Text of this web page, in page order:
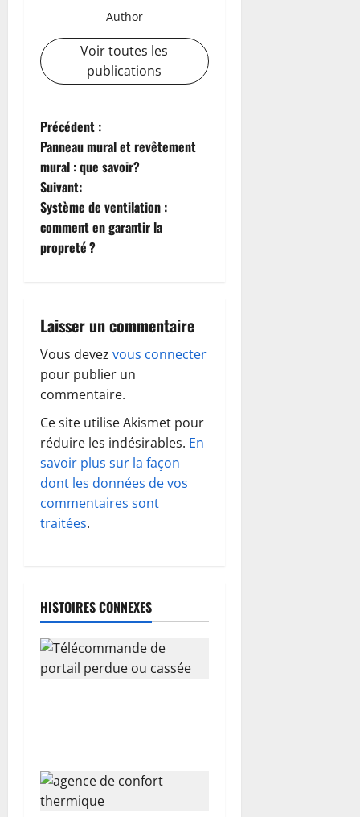
Author
Voir toutes les
publications
N
a
v
i
g
t
i
o
n
d
’
a
t
i
c
Précédent :
Panneau mural et revêtement
mural : que savoir?
Suivant:
Système de ventilation :
comment en garantir la
propreté ?
Laisser un commentaire
Vous devez vous connecter
pour publier un
commentaire.
Ce site utilise Akismet pour
réduire les indésirables. En
savoir plus sur la façon
dont les données de vos
commentaires sont
traitées.
HISTOIRES CONNEXES